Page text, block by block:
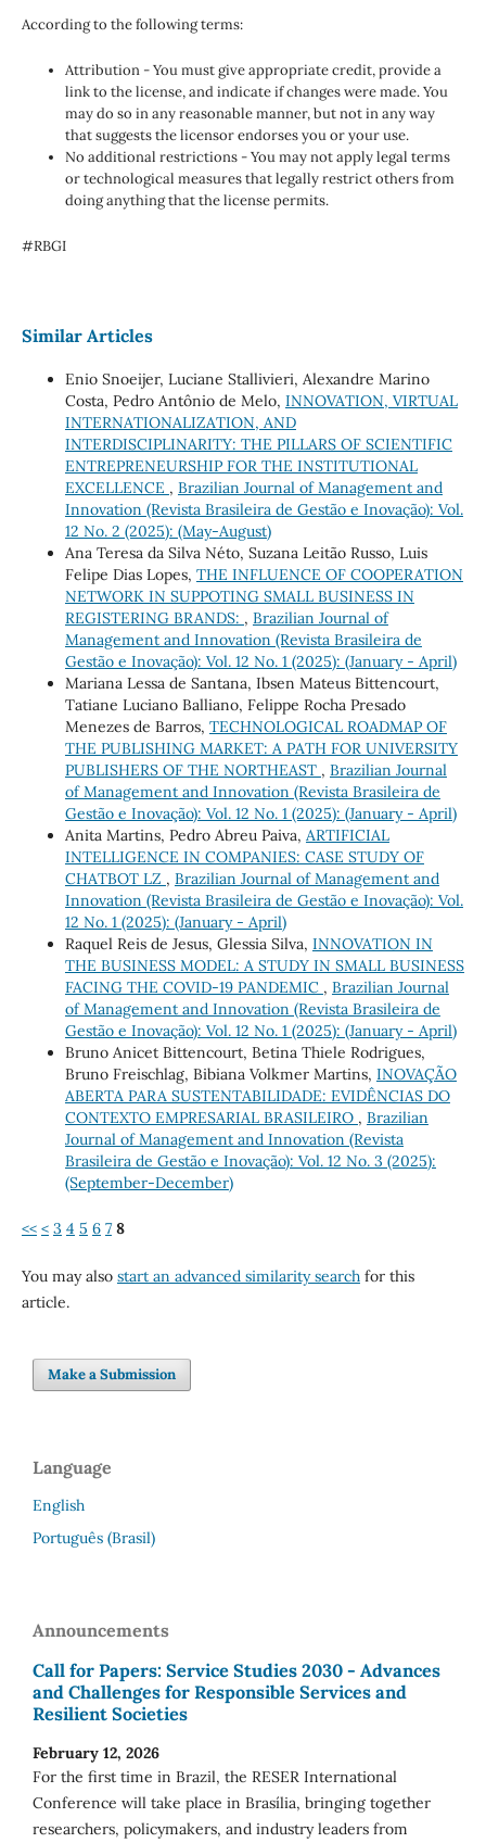
According to the following terms:
Attribution - You must give appropriate credit, provide a
link to the license, and indicate if changes were made. You
may do so in any reasonable manner, but not in any way
that suggests the licensor endorses you or your use.
No additional restrictions - You may not apply legal terms
or technological measures that legally restrict others from
doing anything that the license permits.
#RBGI
Similar Articles
Enio Snoeijer, Luciane Stallivieri, Alexandre Marino
Costa, Pedro Antônio de Melo, INNOVATION, VIRTUAL
INTERNATIONALIZATION, AND
INTERDISCIPLINARITY: THE PILLARS OF SCIENTIFIC
ENTREPRENEURSHIP FOR THE INSTITUTIONAL
EXCELLENCE , Brazilian Journal of Management and
Innovation (Revista Brasileira de Gestão e Inovação): Vol.
12 No. 2 (2025): (May-August)
Ana Teresa da Silva Néto, Suzana Leitão Russo, Luis
Felipe Dias Lopes, THE INFLUENCE OF COOPERATION
NETWORK IN SUPPOTING SMALL BUSINESS IN
REGISTERING BRANDS: , Brazilian Journal of
Management and Innovation (Revista Brasileira de
Gestão e Inovação): Vol. 12 No. 1 (2025): (January - April)
Mariana Lessa de Santana, Ibsen Mateus Bittencourt,
Tatiane Luciano Balliano, Felippe Rocha Presado
Menezes de Barros, TECHNOLOGICAL ROADMAP OF
THE PUBLISHING MARKET: A PATH FOR UNIVERSITY
PUBLISHERS OF THE NORTHEAST , Brazilian Journal
of Management and Innovation (Revista Brasileira de
Gestão e Inovação): Vol. 12 No. 1 (2025): (January - April)
Anita Martins, Pedro Abreu Paiva, ARTIFICIAL
INTELLIGENCE IN COMPANIES: CASE STUDY OF
CHATBOT LZ , Brazilian Journal of Management and
Innovation (Revista Brasileira de Gestão e Inovação): Vol.
12 No. 1 (2025): (January - April)
Raquel Reis de Jesus, Glessia Silva, INNOVATION IN
THE BUSINESS MODEL: A STUDY IN SMALL BUSINESS
FACING THE COVID-19 PANDEMIC , Brazilian Journal
of Management and Innovation (Revista Brasileira de
Gestão e Inovação): Vol. 12 No. 1 (2025): (January - April)
Bruno Anicet Bittencourt, Betina Thiele Rodrigues,
Bruno Freischlag, Bibiana Volkmer Martins, INOVAÇÃO
ABERTA PARA SUSTENTABILIDADE: EVIDÊNCIAS DO
CONTEXTO EMPRESARIAL BRASILEIRO , Brazilian
Journal of Management and Innovation (Revista
Brasileira de Gestão e Inovação): Vol. 12 No. 3 (2025):
(September-December)
<< < 3 4 5 6 7 8
You may also start an advanced similarity searchfor this
article.
Make a Submission
Language
English
Português (Brasil)
Announcements
Call for Papers: Service Studies 2030 - Advances
and Challenges for Responsible Services and
Resilient Societies
February 12, 2026
For the first time in Brazil, the RESER International
Conference will take place in Brasília, bringing together
researchers, policymakers, and industry leaders from